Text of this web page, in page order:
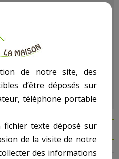
de notre site, des
d’être déposés sur
téléphone portable
texte déposé sur
de la visite de notre
des informations